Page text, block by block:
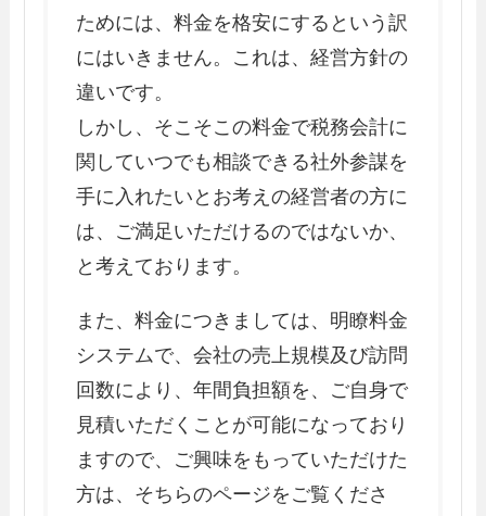
ためには、料金を格安にするという訳
にはいきません。これは、経営方針の
違いです。
しかし、そこそこの料金で税務会計に
関していつでも相談できる社外参謀を
手に入れたいとお考えの経営者の方に
は、ご満足いただけるのではないか、
と考えております。
また、料金につきましては、明瞭料金
システムで、会社の売上規模及び訪問
回数により、年間負担額を、ご自身で
見積いただくことが可能になっており
ますので、ご興味をもっていただけた
方は、そちらのページをご覧くださ